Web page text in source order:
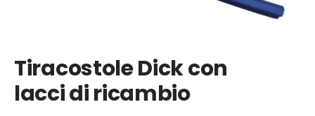
Tiracostole Dick con
lacci di ricambio